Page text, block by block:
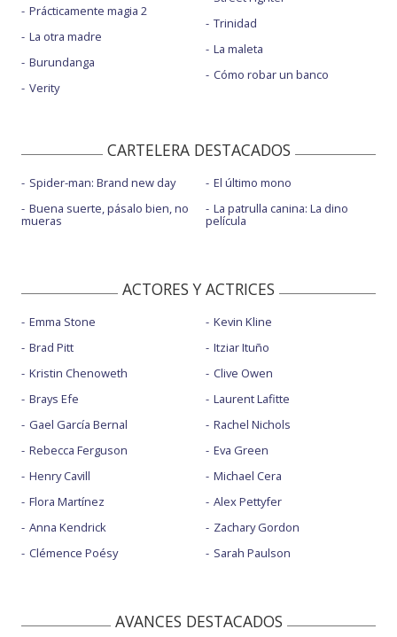
Prácticamente magia 2
La otra madre
Burundanga
Verity
Trinidad
La maleta
Cómo robar un banco
CARTELERA DESTACADOS
Spider-man: Brand new day
Buena suerte, pásalo bien, no
mueras
El último mono
La patrulla canina: La dino
película
ACTORES Y ACTRICES
Emma Stone
Brad Pitt
Kristin Chenoweth
Brays Efe
Gael García Bernal
Rebecca Ferguson
Henry Cavill
Flora Martínez
Anna Kendrick
Clémence Poésy
Kevin Kline
Itziar Ituño
Clive Owen
Laurent Lafitte
Rachel Nichols
Eva Green
Michael Cera
Alex Pettyfer
Zachary Gordon
Sarah Paulson
AVANCES DESTACADOS